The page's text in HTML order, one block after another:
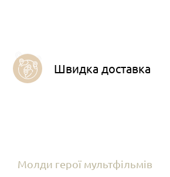
Швидка доставка
Молди герої мультфільмів